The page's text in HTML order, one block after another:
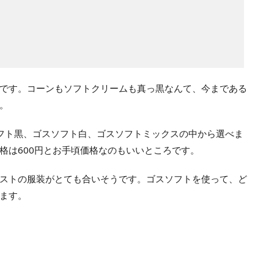
です。コーンもソフトクリームも真っ黒なんて、今まである
黒、ゴスソフト白、ゴスソフトミックスの中から選べま
は600円とお手頃価格なのもいいところです。
トの服装がとても合いそうです。ゴスソフトを使って、ど
す。